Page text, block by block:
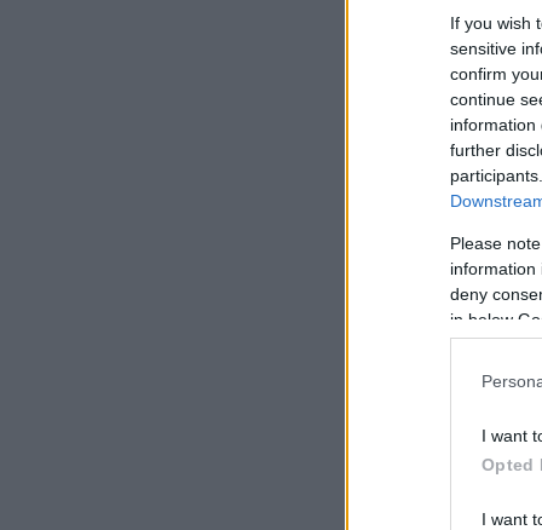
If you wish
sensitive
confirm
continue
information
further
Please
information
deny
in below
I want
Opted
I want